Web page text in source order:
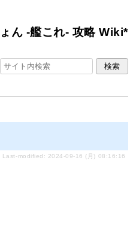
ん -艦これ- 攻略 Wiki*
Last-modified: 2024-09-16 (月) 08:16:16